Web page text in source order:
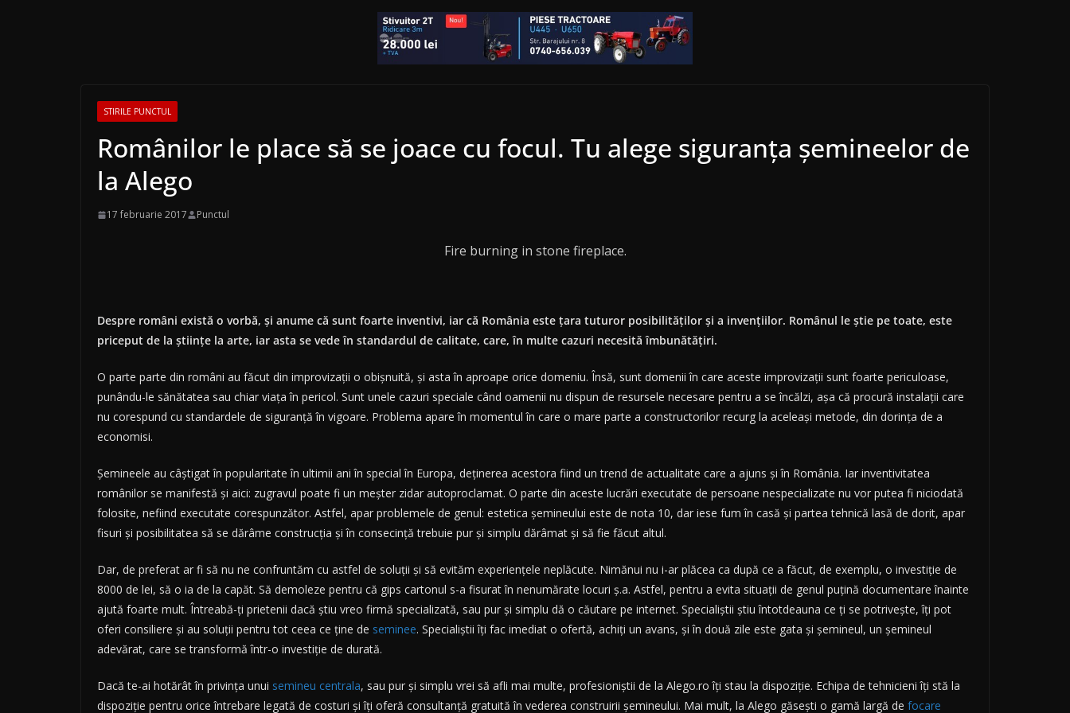
STIRILE PUNCTUL
Românilor le place să se joace cu focul. Tu alege siguranța șemineelor de
la Alego
17 februarie 2017 Punctul
Fire burning in stone fireplace.
Despre români există o vorbă, și anume că sunt foarte inventivi, iar că România este țara tuturor posibilităților și a invențiilor. Românul le știe pe toate, este
priceput de la științe la arte, iar asta se vede în standardul de calitate, care, în multe cazuri necesită îmbunătățiri.
O parte parte din români au făcut din improvizații o obişnuită, și asta în aproape orice domeniu. Însă, sunt domenii în care aceste improvizații sunt foarte periculoase,
punându-le sănătatea sau chiar viața în pericol. Sunt unele cazuri speciale când oamenii nu dispun de resursele necesare pentru a se încălzi, aşa că procură instalaţii care
nu corespund cu standardele de siguranţă în vigoare. Problema apare în momentul în care o mare parte a constructorilor recurg la aceleaşi metode, din dorinţa de a
economisi.
Şemineele au câştigat în popularitate în ultimii ani în special în Europa, deţinerea acestora fiind un trend de actualitate care a ajuns și în România. Iar inventivitatea
românilor se manifestă şi aici: zugravul poate fi un meşter zidar autoproclamat. O parte din aceste lucrări executate de persoane nespecializate nu vor putea fi niciodată
folosite, nefiind executate corespunzător. Astfel, apar problemele de genul: estetica şemineului este de nota 10, dar iese fum în casă şi partea tehnică lasă de dorit, apar
fisuri şi posibilitatea să se dărâme construcţia şi în consecinţă trebuie pur şi simplu dărâmat şi să fie făcut altul.
Dar, de preferat ar fi să nu ne confruntăm cu astfel de soluții și să evităm experiențele neplăcute. Nimănui nu i-ar plăcea ca după ce a făcut, de exemplu, o investiție de
8000 de lei, să o ia de la capăt. Să demoleze pentru că gips cartonul s-a fisurat în nenumărate locuri ș.a. Astfel, pentru a evita situații de genul puțină documentare înainte
ajută foarte mult. Întreabă-ți prietenii dacă știu vreo firmă specializată, sau pur și simplu dă o căutare pe internet. Specialiștii știu întotdeauna ce ți se potrivește, îți pot
oferi consiliere și au soluții pentru tot ceea ce ține de seminee. Specialiștii îți fac imediat o ofertă, achiți un avans, și în două zile este gata și șemineul, un șemineul
adevărat, care se transformă într-o investiție de durată.
Dacă te-ai hotărât în privința unui semineu centrala, sau pur și simplu vrei să afli mai multe, profesioniștii de la Alego.ro îți stau la dispoziție. Echipa de tehnicieni îţi stă la
dispoziţie pentru orice întrebare legată de costuri şi îţi oferă consultanţă gratuită în vederea construirii şemineului. Mai mult, la Alego găseşti o gamă largă de focare